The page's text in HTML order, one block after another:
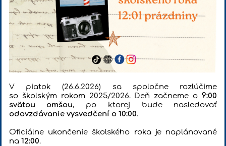
V piatok (26.6.2026) sa spoločne rozlúčime
so školským rokom 2025/2026. Deň začneme o9:00
svätou omšou, po ktorej bude nasledovať
odovzdávanie vysvedčení o 10:00.
Oficiálne ukončenie školského roka je naplánované
na 12:00.